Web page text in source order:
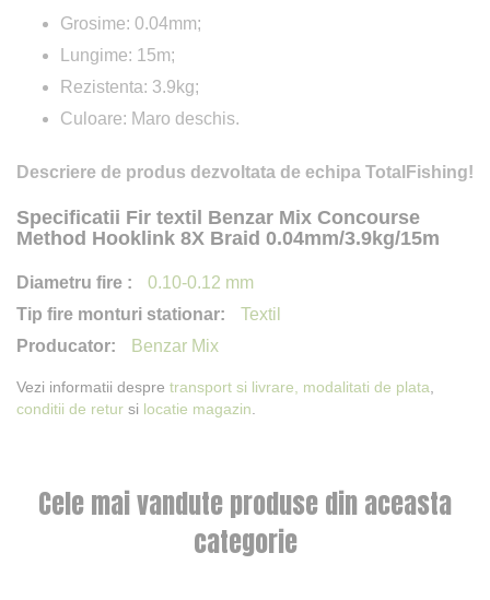
Grosime: 0.04mm;
Lungime: 15m;
Rezistenta: 3.9kg;
Culoare: Maro deschis.
Descriere de produs dezvoltata de echipa TotalFishing!
Specificatii Fir textil Benzar Mix Concourse
Method Hooklink 8X Braid 0.04mm/3.9kg/15m
0.10-0.12 mm
Textil
Benzar Mix
Vezi informatii despre transport si livrare, modalitati de plata
conditii de retur si locatie magazin
Cele mai vandute produse din aceasta
categorie